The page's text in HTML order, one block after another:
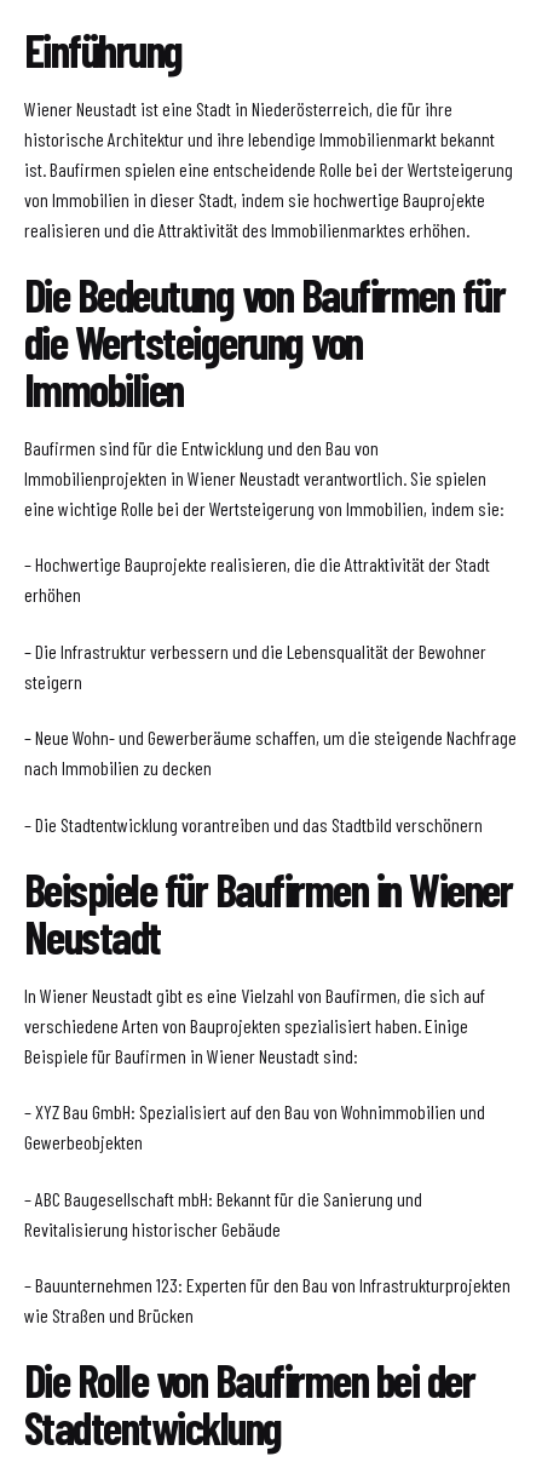
Einführung
Wiener Neustadt ist eine Stadt in Niederösterreich, die für ihre
historische Architektur und ihre lebendige Immobilienmarkt bekannt
ist. Baufirmen spielen eine entscheidende Rolle bei der Wertsteigerung
von Immobilien in dieser Stadt, indem sie hochwertige Bauprojekte
realisieren und die Attraktivität des Immobilienmarktes erhöhen.
Die Bedeutung von Baufirmen für
die Wertsteigerung von
Immobilien
Baufirmen sind für die Entwicklung und den Bau von
Immobilienprojekten in Wiener Neustadt verantwortlich. Sie spielen
eine wichtige Rolle bei der Wertsteigerung von Immobilien, indem sie:
– Hochwertige Bauprojekte realisieren, die die Attraktivität der Stadt
erhöhen
– Die Infrastruktur verbessern und die Lebensqualität der Bewohner
steigern
– Neue Wohn- und Gewerberäume schaffen, um die steigende Nachfrage
nach Immobilien zu decken
– Die Stadtentwicklung vorantreiben und das Stadtbild verschönern
Beispiele für Baufirmen in Wiener
Neustadt
In Wiener Neustadt gibt es eine Vielzahl von Baufirmen, die sich auf
verschiedene Arten von Bauprojekten spezialisiert haben. Einige
Beispiele für Baufirmen in Wiener Neustadt sind:
– XYZ Bau GmbH: Spezialisiert auf den Bau von Wohnimmobilien und
Gewerbeobjekten
– ABC Baugesellschaft mbH: Bekannt für die Sanierung und
Revitalisierung historischer Gebäude
– Bauunternehmen 123: Experten für den Bau von Infrastrukturprojekten
wie Straßen und Brücken
Die Rolle von Baufirmen bei der
Stadtentwicklung